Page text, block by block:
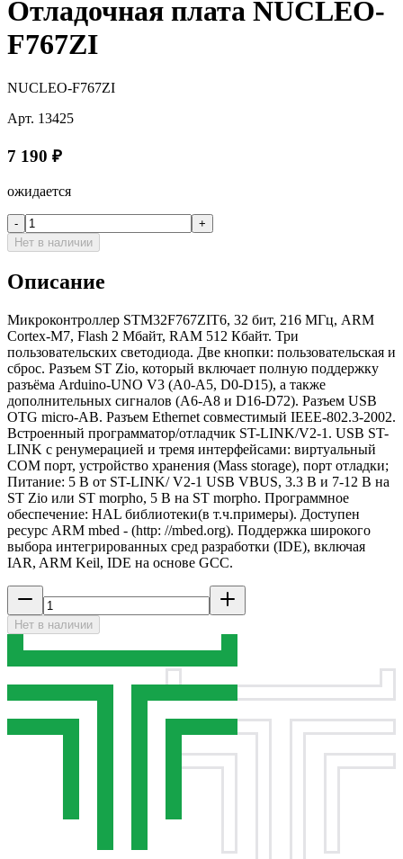
Отладочная плата NUCLEO-
F767ZI
NUCLEO-F767ZI
Арт. 13425
7 190 ₽
ожидается
-
+
Нет в наличии
Описание
Микроконтроллер STM32F767ZIT6, 32 бит, 216 МГц, ARM
Cortex-M7, Flash 2 Мбайт, RAM 512 Кбайт. Три
пользовательских светодиода. Две кнопки: пользовательская и
сброс. Разъем ST Zio, который включает полную поддержку
разъёма Arduino-UNO V3 (A0-A5, D0-D15), а также
дополнительных сигналов (A6-A8 и D16-D72). Разъем USB
OTG micro-AB. Разъем Ethernet совместимый IEEE-802.3-2002.
Встроенный программатор/отладчик ST-LINK/V2-1. USB ST-
LINK с ренумерацией и тремя интерфейсами: виртуальный
COM порт, устройство хранения (Mass storage), порт отладки;
Питание: 5 В от ST-LINK/ V2-1 USB VBUS, 3.3 В и 7-12 В на
ST Zio или ST morpho, 5 В на ST morpho. Программное
обеспечение: HAL библиотеки(в т.ч.примеры). Доступен
ресурс ARM mbed - (http: //mbed.org). Поддержка широкого
выбора интегрированных сред разработки (IDE), включая
IAR, ARM Keil, IDE на основе GCC.
Нет в наличии